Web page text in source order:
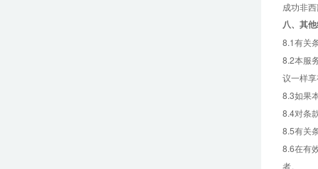
成功非
八、 其
8.1有关
8.2本服
议一样
8.3如果
8.4对条
8.5有关
8.6在有
者。